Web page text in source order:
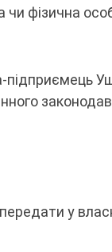
чи фізична
у